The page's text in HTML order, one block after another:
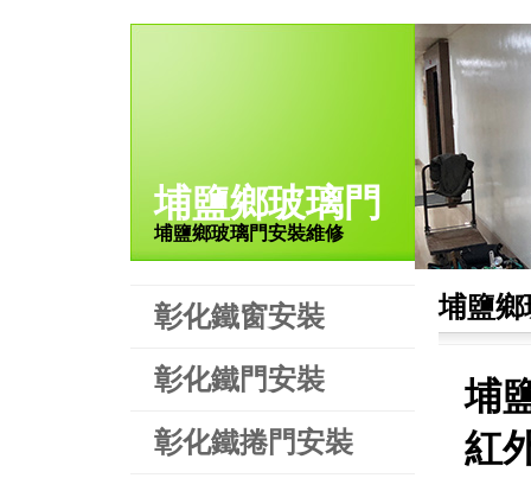
埔鹽鄉玻璃門
埔鹽鄉玻璃門安裝維修
彰化鐵窗安裝
彰化鐵門安裝
彰化鐵捲門安裝
埔鹽
埔
紅